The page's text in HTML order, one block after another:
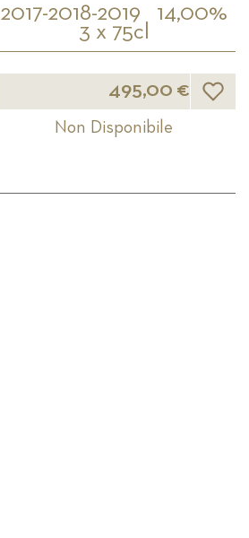
2017-2018-2019
14,00%
3 x 75cl
495,00 € Lista
Non Disponibile